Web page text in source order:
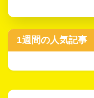
1週間の人気記事